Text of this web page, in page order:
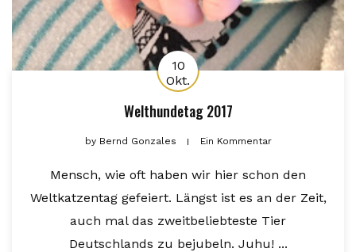
10
Okt.
Welthundetag 2017
byBernd Gonzales Ein Kommentar
Mensch, wie oft haben wir hier schon den
Weltkatzentag gefeiert. Längst ist es an der Zeit,
auch mal das zweitbeliebteste Tier
Deutschlands zu bejubeln. Juhu! ...